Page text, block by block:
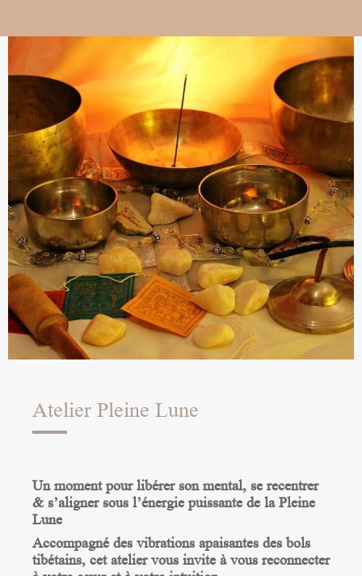
Atelier Pleine Lune
Un moment pour libérer son mental, se recentrer
& s’alignersous l’énergie puissante de la Pleine
Lune
Accompagné des vibrations apaisantes des bols
tibétains, cet atelier vous invite à vous reconnecter